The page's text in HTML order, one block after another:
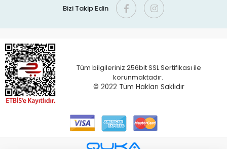
Bizi Takip Edin
Tüm bilgileriniz 256bit SSL Sertifikası ile
korunmaktadır.
© 2022 Tüm Hakları Saklıdır